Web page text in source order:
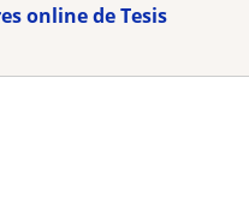
online de Tesis